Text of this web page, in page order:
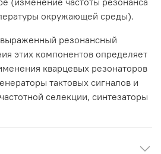
окружающей среды).
резонансный
этих компонентов определяет
кварцевых резонаторов
тактовых сигналов и
селекции, синтезаторы